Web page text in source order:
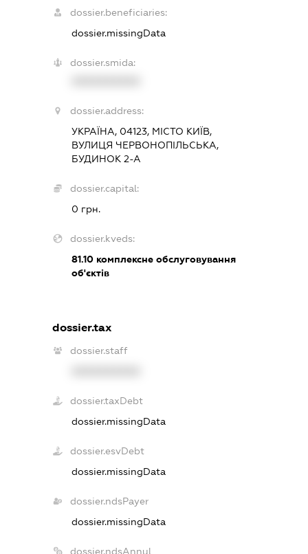
dossier.beneficiaries:
dossier.missingData
dossier.smida:
dossier.address:
УКРАЇНА, 04123, МІСТО КИЇВ,
ВУЛИЦЯ ЧЕРВОНОПІЛЬСЬКА,
БУДИНОК 2-А
dossier.capital:
0 грн.
dossier.kveds:
81.10 комплексне обслуговування
об'єктів
dossier.tax
dossier.staff
dossier.taxDebt
dossier.missingData
dossier.esvDebt
dossier.missingData
dossier.ndsPayer
dossier.missingData
dossier.ndsAnnul